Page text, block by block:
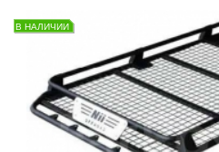
В НАЛИЧИИ